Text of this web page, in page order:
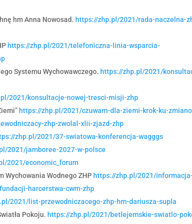
hm Anna Nowosad. https://zhp.pl/2021/rada-naczelna-
https://zhp.pl/2021/telefoniczna-linia-wsparcia-
Systemu Wychowawczego. https://zhp.pl/2021/
2021/konsultacje-nowej-tresci-misji-zhp
https://zhp.pl/2021/czuwam-dla-ziemi-krok-ku-
zhp-zwolal-xlii-zjazd-zhp
zhp.pl/2021/37-swiatowa-konferencja-wagggs
2021/jamboree-2027-w-polsce
2021/economic_forum
Wychowania Wodnego ZHP https://zhp.pl/2021/
harcerstwa-cwm-zhp
2021/list-przewodniczacego-zhp-hm-dariusza-supla
Pokoju. https://zhp.pl/2021/betlejemskie-swiatlo-